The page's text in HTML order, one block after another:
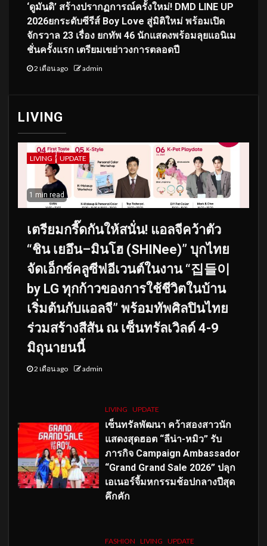
‘ดูมันดิ’ สร้างปรากฏการณ์ครั้งใหม่! DMD LINE UP
2026ยกระดับซีรีส์ Boy Love สู่มิติใหม่ พร้อมเปิด
จักรวาล 23 เรื่อง ยกทัพ 46 นักแสดงพร้อมลุยแอนิเม
ชั่นครั้งแรก เตรียมเขย่าวงการตลอดปี
2 เดือน ago admin
LIVING
LIVING UPDATE
1 min read
เตรียมกรี๊ดกันให้สนั่น! แอลจีคว้าตัว
“ชิน เยอึน–มินโฮ (SHINee)” บุกไทย
จัดเอ็กซ์คลูซีฟอีเวนต์ในงาน “집들이
by LG ทุกก้าวของการใช้ชีวิตในบ้าน
เริ่มต้นกับแอลจี” พร้อมทัพศิลปินไทย
ร่วมสร้างสีสัน ณ เซ็นทรัลเวิลด์ 4-9
มิถุนายนนี้
2 เดือน ago admin
LIVING UPDATE
เซ็นทรัลพัฒนา คว้าสองสาวนัก
แสดงสุดฮอต “ลีน่า-หมิว” รับ
ภารกิจ Campaign Ambassador
“Grand Grand Sale 2026” ปลุก
เอเนอร์จี้มหกรรมช้อปกลางปีสุด
คึกคัก
FASHION LIVING UPDATE